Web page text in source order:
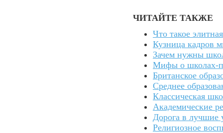
ЧИТАЙТЕ ТАКЖЕ
Что такое
Кузница кадров
Зачем нужны
Мифы о школах-
Британское
Среднее
Классическая
Академические
Дорога в лучшие
Религиозное